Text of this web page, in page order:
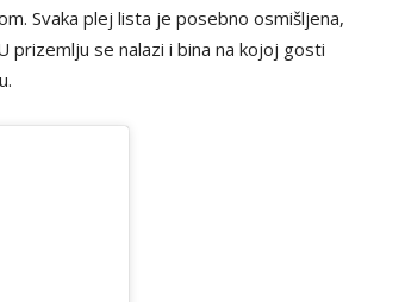
Svaka plej lista je posebno osmišljena,
prizemlju se nalazi i bina na kojoj gosti